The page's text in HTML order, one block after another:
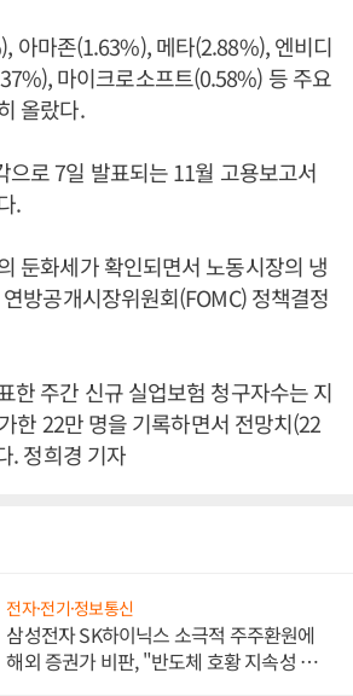
아마존(1.63%), 메타(2.88%), 엔비디
마이크로소프트(0.58%) 등 주요
올랐다.
으로 7일 발표되는 11월 고용보고서
.
둔화세가 확인되면서 노동시장의 냉
방공개시장위원회(FOMC) 정책결정
한 주간 신규 실업보험 청구자수는 지
한 22만 명을 기록하면서 전망치(22
. 정희경 기자
전자·전기·정보통신
삼성전자 SK하이닉스 소극적 주주환원에
해외 증권가 비판, "반도체 호황 지속성 의